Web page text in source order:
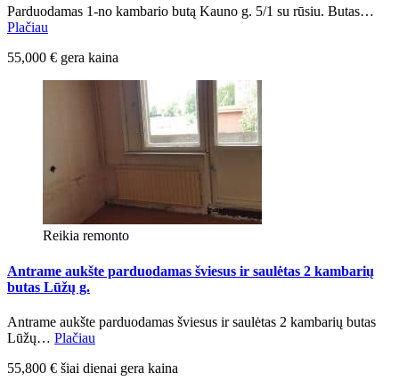
Parduodamas 1-no kambario butą Kauno g. 5/1 su rūsiu. Butas…
Plačiau
55,000 € gera kaina
Reikia remonto
Antrame aukšte parduodamas šviesus ir saulėtas 2 kambarių
butas Lūžų g.
Antrame aukšte parduodamas šviesus ir saulėtas 2 kambarių butas
Lūžų… Plačiau
55,800 € šiai dienai gera kaina